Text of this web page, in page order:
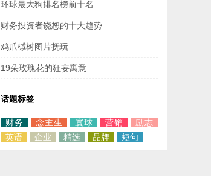
环球最大狗排名榜前十名
财务投资者饶恕的十大趋势
鸡爪槭树图片抚玩
19朵玫瑰花的狂妄寓意
话题标签
财务 念主生 寰球 营销
励志
英语
企业 精选 品牌 短句